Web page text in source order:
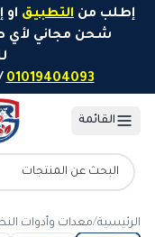
تخطَّ إلى المحتوى
إطلب من التطبيق
01019404093
القائمة
الرئيسية/معدات وأدوات